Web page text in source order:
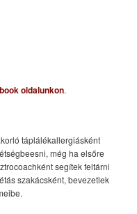
oldalunkon.
táplálékallergiásként
még ha elsőre
segítek feltárni
szakácsként, bevezetlek